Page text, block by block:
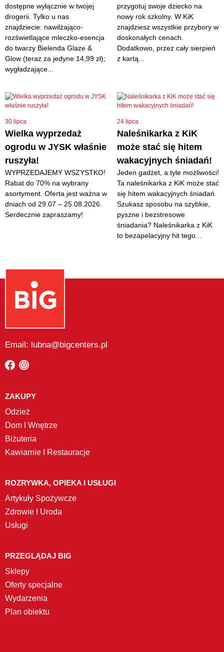
dostępne wyłącznie w twojej
drogerii. Tylko u nas
znajdziecie: nawilżająco-
rozświetlające mleczko-esencja
do twarzy Bielenda Glaze &
Glow (teraz za jedyne 14,99 zł);
wygładzające...
przygotuj swoje dziecko na
nowy rok szkolny. W KiK
znajdziesz wszystkie przybory w
doskonałych cenach.
Dodatkowo, przez cały sierpień
z kartą...
30 lipca
Wielka wyprzedaż
ogrodu w JYSK właśnie
ruszyła!
WYPRZEDAJEMY WSZYSTKO!
Rabat do 70% na wybrany
asortyment. Oferta jest ważna w
dniach od 29.07 – 25.08.2026.
Serdecznie zapraszamy!
24 lipca
Naleśnikarka z KiK
może stać się hitem
wakacyjnych śniadań!
Jeden gadżet, a tyle możliwości!
Ta naleśnikarka z KiK może stać
się hitem wakacyjnych śniadań.
Szukasz sposobu na szybkie,
pyszne i bezstresowe
śniadania? Naleśnikarka z KiK
to bezapelacyjny hit tego...
Email: lubna@bigcenters.pl
ZAKUPY
Odzież
Dom I Wnętrze
Biżuteria
Kawiarnie I Restauracje
ROZRYWKA, OPIEKA I USŁUGI
Artykuły Spożywcze
Zdrowie I Uroda
Usługi
PRZEGLĄDAJ BIG
Sklepy
Oferty specjalne
Wydarzenia
Plan obiektu